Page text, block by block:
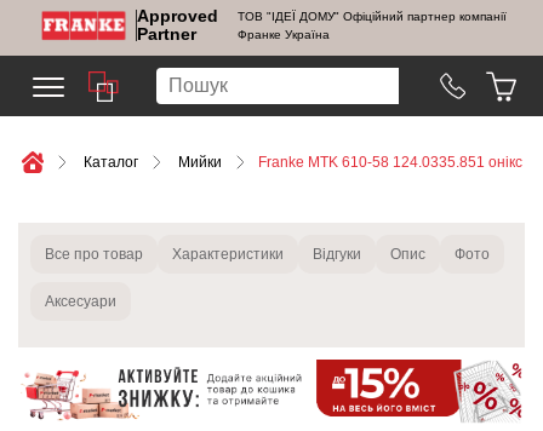
Approved
Partner
ТОВ "ІДЕЇ ДОМУ" Офіційний партнер компанії
Франке Україна
Каталог Мийки Franke MTK 610-58 124.0335.851 онікс
Все про товар Характеристики Відгуки Опис Фото
Аксесуари